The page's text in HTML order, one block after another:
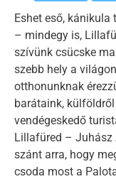
Eshet eső,
– mindegy is,
szívünk csücske
szebb hely a
otthonunknak
barátaink,
vendégeskedő
Lillafüred – Juhász
szánt arra, hogy
csoda most a